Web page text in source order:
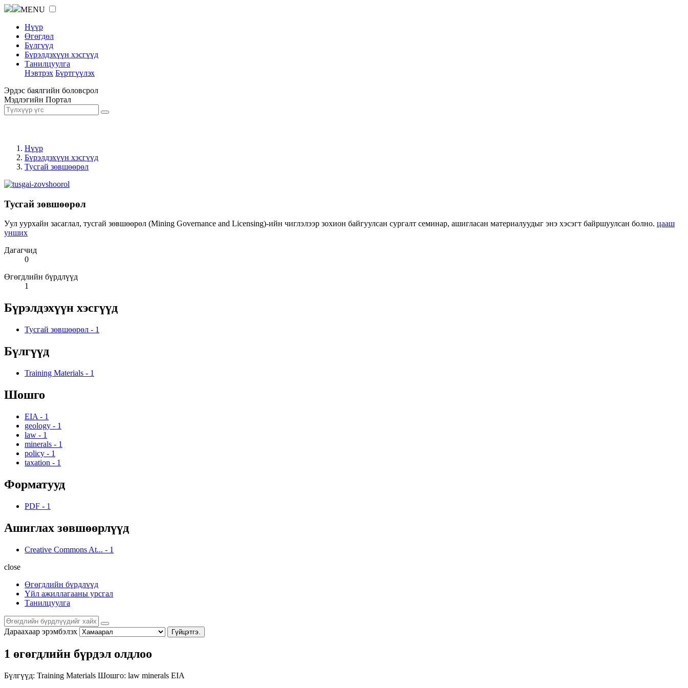
MENU
Нүүр
Өгөгдөл
Бүлгүүд
Бүрэлдэхүүн хэсгүүд
Танилцуулга
Нэвтрэх Бүртгүүлэх
Эрдэс баялгийн боловсрол
Мэдлэгийн Портал
Нүүр
Бүрэлдэхүүн хэсгүүд
Тусгай зөвшөөрөл
Тусгай зөвшөөрөл
Уул уурхайн засаглал, тусгай зөвшөөрөл (Mining Governance and Licensing)-ийн чиглэлээр зохион байгуулсан сургалт семинар, ашигласан материалуудыг энэ хэсэгт байршуулсан болно. цааш
унших
Дагагчид
0
Өгөгдлийн бүрдлүүд
1
Бүрэлдэхүүн хэсгүүд
Тусгай зөвшөөрөл - 1
Бүлгүүд
Training Materials - 1
Шошго
EIA - 1
geology - 1
law - 1
minerals - 1
policy - 1
taxation - 1
Форматууд
PDF - 1
Ашиглах зөвшөөрлүүд
Creative Commons At... - 1
close
Өгөгдлийн бүрдлүүд
Үйл ажиллагааны урсгал
Танилцуулга
Дараахаар эрэмбэлэх Гүйцэтгэ.
1 өгөгдлийн бүрдэл олдлоо
Бүлгүүд: Training Materials Шошго: law minerals EIA